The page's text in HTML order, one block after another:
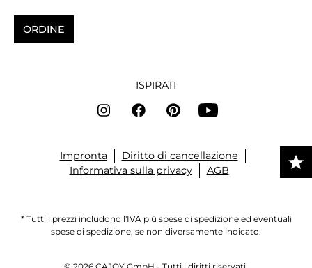
ORDINE
ISPIRATI
Impronta
Diritto di cancellazione
Informativa sulla privacy
AGB
* Tutti i prezzi includono l'IVA più spese di spedizioneed eventuali
spese di spedizione, se non diversamente indicato.